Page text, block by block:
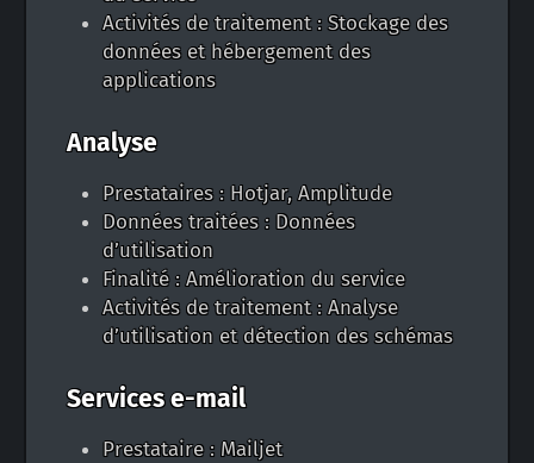
Activités de traitement : Stockage des
données et hébergement des
applications
Analyse
Prestataires : Hotjar, Amplitude
Données traitées : Données
d’utilisation
Finalité : Amélioration du service
Activités de traitement : Analyse
d’utilisation et détection des schémas
Services e-mail
Prestataire : Mailjet